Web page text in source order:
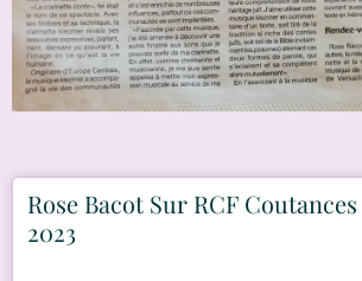
Rose Bacot Sur RCF
2023